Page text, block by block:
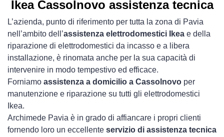
Ikea Cassolnovo assistenza tecnica
L’azienda, punto di riferimento per tutta la zona di Pavia
nell’ambito dell’assistenza elettrodomestici Ikea e della
riparazione di elettrodomestici da incasso e a libera
installazione, è rinomata anche per la sua capacità di
intervenire in modo tempestivo ed efficace.
Forniamo assistenza a domicilio a Cassolnovo per
manutenzione e riparazione su tutti gli elettrodomestici
Ikea.
Archimede Pavia è in grado di affiancare i propri clienti
fornendo loro un eccellente servizio di assistenza tecnica